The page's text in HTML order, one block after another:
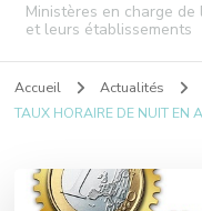
Ministères en charge de
et leurs établissements
Accueil Actualités
TAUX HORAIRE DE NUIT EN